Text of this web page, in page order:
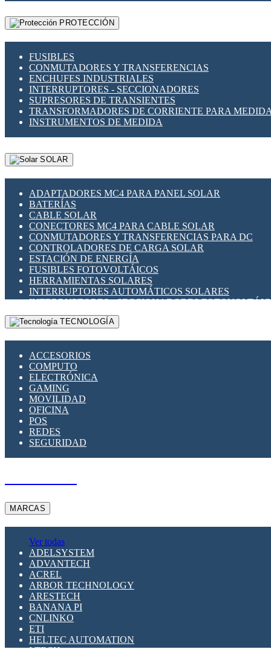
PROTECCIÓN
FUSIBLES
CONMUTADORES Y TRANSFERENCIAS
ENCHUFES INDUSTRIALES
INTERRUPTORES - SECCIONADORES
SUPRESORES DE TRANSIENTES
TRANSFORMADORES DE CORRIENTE PARA
INSTRUMENTOS DE MEDIDA
SOLAR
ADAPTADORES MC4 PARA PANEL SOLAR
BATERÍAS
CABLE SOLAR
CONECTORES MC4 PARA CABLE SOLAR
CONMUTADORES Y TRANSFERENCIAS PARA DC
CONTROLADORES DE CARGA SOLAR
ESTACIÓN DE ENERGÍA
FUSIBLES FOTOVOLTÁICOS
HERRAMIENTAS SOLARES
INTERRUPTORES AUTOMÁTICOS SOLARES
INTERRUPTORES - SECCIONADORES
MONTAJE PANEL SOLAR
PORTA FUSIBLES Y SECCIONADORES
TECNOLOGÍA
ACCESORIOS
COMPUTO
ELECTRÓNICA
GAMING
MOVILIDAD
OFICINA
POS
REDES
SEGURIDAD
MARCAS
Ver todas
ADELSYSTEM
ADVANTECH
ACREL
ARBOR TECHNOLOGY
ARESTECH
BANANA PI
CNLINKO
ETI
HELTEC AUTOMATION
LTECH